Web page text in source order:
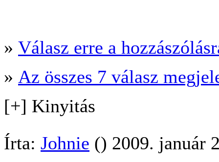
» Válasz erre a
» Az összes 7 válasz
[+] Kinyitás
Írta: Johnie () 2009. január